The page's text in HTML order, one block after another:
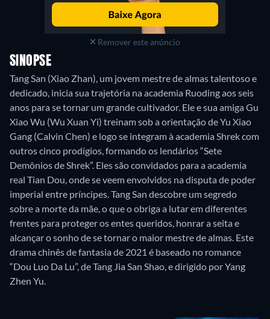
Remover este anúncio
SINOPSE
Tang San (Xiao Zhan), um jovem mestre de almas talentoso e
dedicado, inicia sua trajetória na academia Ruoding aos seis
anos para se tornar um grande cultivador. Ele e sua amiga Gu
Xiao Wu (Wu Xuan Yi) treinam sob a orientação de Yu Xiao
Gang (Calvin Chen) e logo se integram à academia Shrek com
outros cinco prodígios, formando os lendários “Sete
Demônios de Shrek”. Eles são convidados para a academia
real Tian Dou, onde se veem envolvidos na disputa de poder
imperial entre príncipes. Tang San descobre um segredo
sobre a morte da mãe, o que o obriga a lutar em diferentes
frentes para proteger os entes queridos, honrar a seita e
alcançar o sonho de se tornar o maior mestre de almas. Este
drama chinês de fantasia de 2021 é baseado no romance
“Dou Luo Da Lu”, de Tang Jia San Shao, e dirigido por Yang
Zhen Yu.